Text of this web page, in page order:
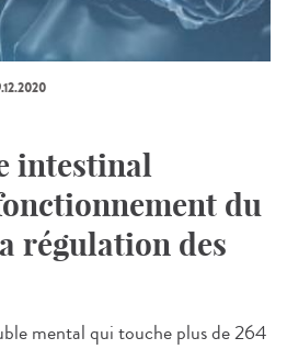
intestinal
du
régulation des
mental qui touche plus de 264